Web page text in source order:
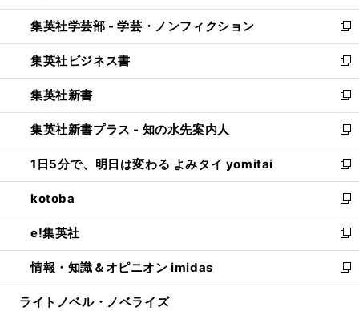
開
く
ウ
で
開
く
ン
ド
ウ
で
開
く
ウ
ィ
ン
ド
ウ
で
開
く
集英社学芸部 - 学芸・ノンフィクション
新
し
い
ウ
ィ
ン
ド
ウ
で
開
く
集英社ビジネス書
新
し
い
ウ
ィ
ン
ド
ウ
で
開
く
集英社新書
新
し
い
ウ
ィ
ン
ド
ウ
で
開
く
集英社新書プラス - 知の水先案内人
新
し
い
ウ
ィ
ン
ド
ウ
で
開
1日5分で、明日は変わる よみタイ yomitai
新
し
い
ウ
ィ
ン
ド
ウ
kotoba
新
し
い
ウ
ィ
ン
e!集英社
新
し
い
ウ
情報・知識＆オピニオン imidas
新
し
ライトノベル・ノベライズ